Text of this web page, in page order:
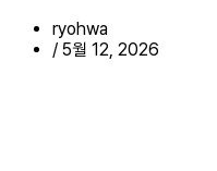
ryohwa
/ 5월 12, 2026